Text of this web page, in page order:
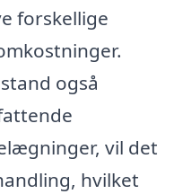
forskellige
også
vil det
hvilket